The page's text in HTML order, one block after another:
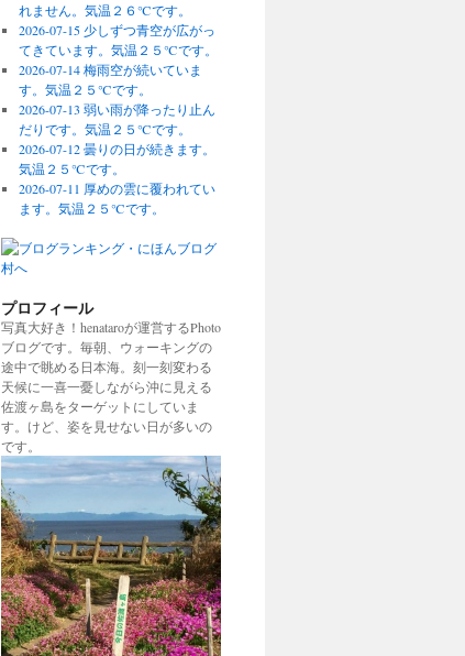
れません。気温２６℃です。
2026-07-15 少しずつ青空が広がっ
てきています。気温２５℃です。
2026-07-14 梅雨空が続いていま
す。気温２５℃です。
2026-07-13 弱い雨が降ったり止ん
だりです。気温２５℃です。
2026-07-12 曇りの日が続きます。
気温２５℃です。
2026-07-11 厚めの雲に覆われてい
ます。気温２５℃です。
プロフィール
写真大好き！henataroが運営するPhoto
ブログです。毎朝、ウォーキングの
途中で眺める日本海。刻一刻変わる
天候に一喜一憂しながら沖に見える
佐渡ヶ島をターゲットにしていま
す。けど、姿を見せない日が多いの
です。